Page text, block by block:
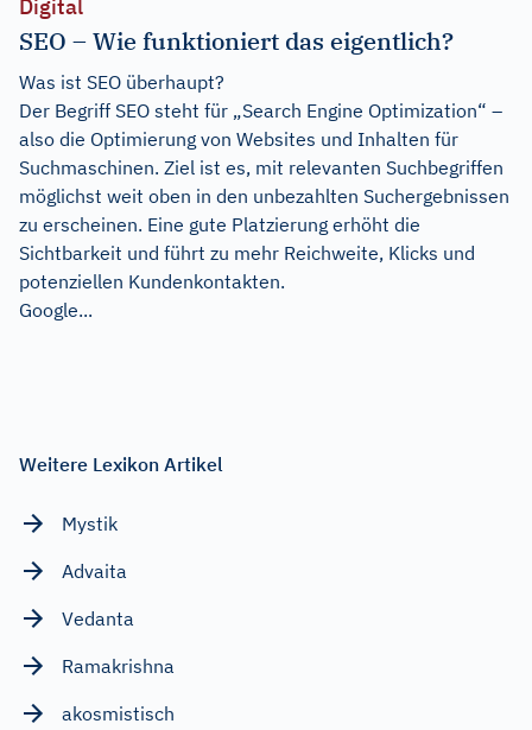
Digital
SEO – Wie funktioniert das eigentlich?
Was ist SEO überhaupt?
Der Begriff SEO steht für „Search Engine Optimization“ –
also die Optimierung von Websites und Inhalten für
Suchmaschinen. Ziel ist es, mit relevanten Suchbegriffen
möglichst weit oben in den unbezahlten Suchergebnissen
zu erscheinen. Eine gute Platzierung erhöht die
Sichtbarkeit und führt zu mehr Reichweite, Klicks und
potenziellen Kundenkontakten.
Google...
Weitere Lexikon Artikel
Mystik
Advaita
Vedanta
Ramakrishna
akosmistisch